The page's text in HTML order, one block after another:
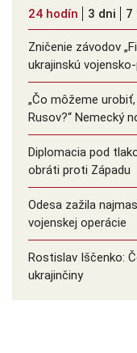
24 hodín 3 dni 7
Zničenie závodov
ukrajinskú
„Čo môžeme
Rusov?“ Nemecký
Diplomacia pod
obráti proti Západu
Odesa zažila
vojenskej operácie
Rostislav Iščenko:
ukrajinčiny